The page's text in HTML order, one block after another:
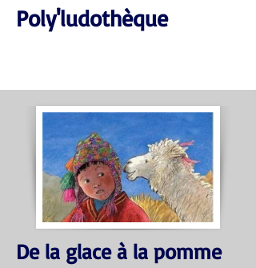
Poly'ludothèque
De la glace à la pomme